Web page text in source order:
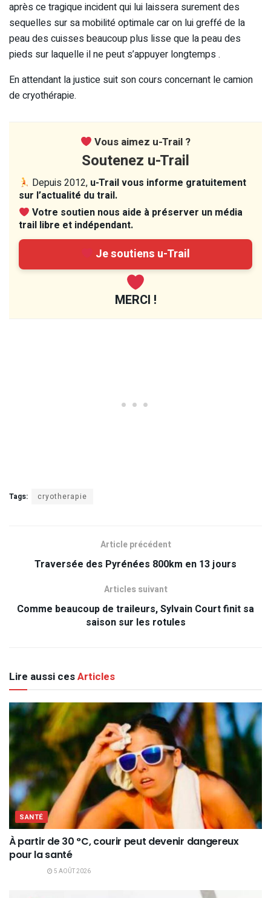
après ce tragique incident qui lui laissera surement des
sequelles sur sa mobilité optimale car on lui greffé de la
peau des cuisses beaucoup plus lisse que la peau des
pieds sur laquelle il ne peut s’appuyer longtemps .
En attendant la justice suit son cours concernant le camion
de cryothérapie.
Vous aimez u-Trail ?
Soutenez u-Trail
Depuis 2012, u-Trail vous informe gratuitement
sur l’actualité du trail.
Votre soutien nous aide à préserver un média
trail libre et indépendant.
Je soutiens u-Trail
MERCI !
Tags: cryotherapie
Article précédent
Traversée des Pyrénées 800km en 13 jours
Articles suivant
Comme beaucoup de traileurs, Sylvain Court finit sa
saison sur les rotules
Lire aussi cesArticles
SANTÉ
À partir de 30 °C, courir peut devenir dangereux
pour la santé
5 AOÛT 2026